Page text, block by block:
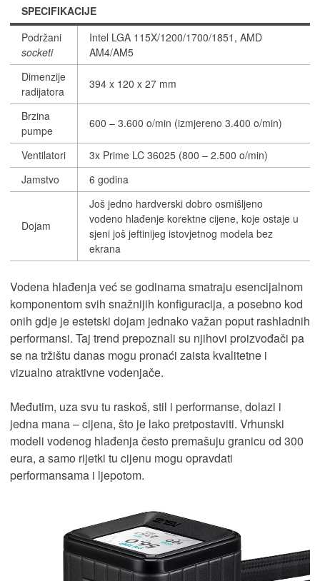
SPECIFIKACIJE
Podržani
socketi
Intel LGA 115X/1200/1700/1851, AMD
AM4/AM5
Dimenzije
radijatora
394 x 120 x 27 mm
Brzina
pumpe
600 – 3.600 o/min (izmjereno 3.400 o/min)
Ventilatori
3x Prime LC 36025 (800 – 2.500 o/min)
Jamstvo
6 godina
Dojam
Još jedno hardverski dobro osmišljeno
vodeno hlađenje korektne cijene, koje ostaje u
sjeni još jeftinijeg istovjetnog modela bez
ekrana
Vodena hlađenja već se godinama smatraju esencijalnom
komponentom svih snažnijih konfiguracija, a posebno kod
onih gdje je estetski dojam jednako važan poput rashladnih
performansi. Taj trend prepoznali su njihovi proizvođači pa
se na tržištu danas mogu pronaći zaista kvalitetne i
vizualno atraktivne vodenjače.
Međutim, uza svu tu raskoš, stil i performanse, dolazi i
jedna mana – cijena, što je lako pretpostaviti. Vrhunski
modeli vodenog hlađenja često premašuju granicu od 300
eura, a samo rijetki tu cijenu mogu opravdati
performansama i ljepotom.